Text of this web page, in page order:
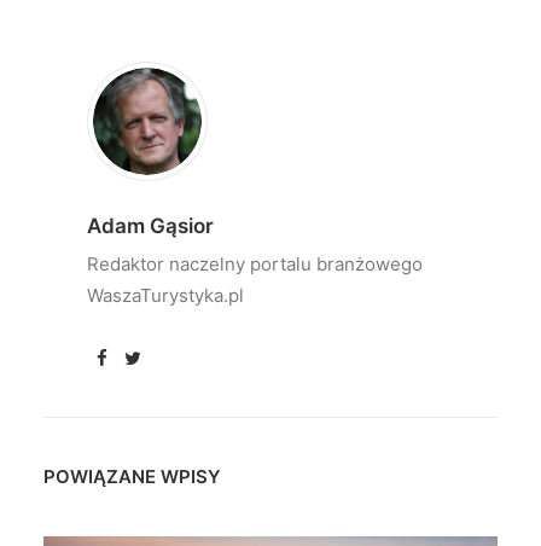
Adam Gąsior
Redaktor naczelny portalu branżowego
WaszaTurystyka.pl
POWIĄZANE WPISY